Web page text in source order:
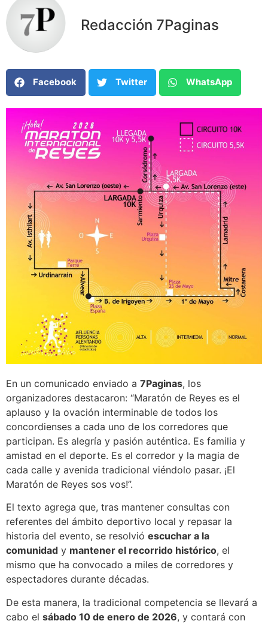
Redacción 7Paginas
Facebook Twitter WhatsApp
En un comunicado enviado a 7Paginas, los
organizadores destacaron: “Maratón de Reyes es el
aplauso y la ovación interminable de todos los
concordienses a cada uno de los corredores que
participan. Es alegría y pasión auténtica. Es familia y
amistad en el deporte. Es el corredor y la magia de
cada calle y avenida tradicional viéndolo pasar. ¡El
Maratón de Reyes sos vos!”.
El texto agrega que, tras mantener consultas con
referentes del ámbito deportivo local y repasar la
historia del evento, se resolvió escuchar a la
comunidad y mantener el recorrido histórico, el
mismo que ha convocado a miles de corredores y
espectadores durante décadas.
De esta manera, la tradicional competencia se llevará a
cabo el sábado 10 de enero de 2026, y contará con